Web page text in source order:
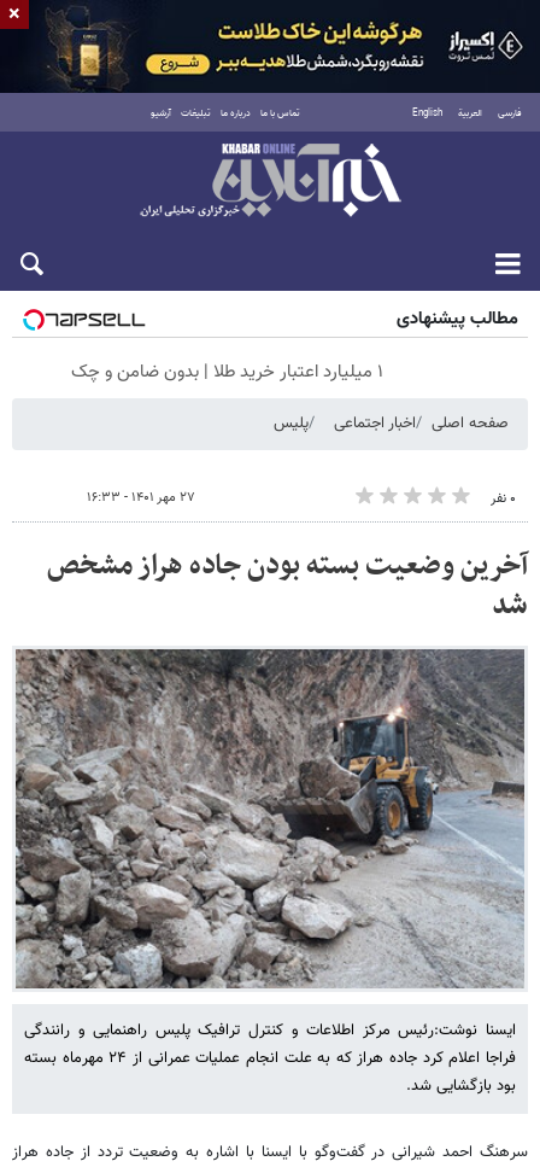
فارسی العربية English تماس با ما درباره ما تبلیغات آرشیو
شنبه ۱۷ مرداد ۱۴۰۵
مطالب پیشنهادی
۱ میلیارد اعتبار خرید طلا | بدون ضامن و چک
صفحه اصلی اخبار اجتماعی پلیس
۰ نفر ۲۷ مهر ۱۴۰۱ - ۱۶:۳۳
آخرین وضعیت بسته بودن جاده هراز مشخص
شد
ایسنا نوشت:رئیس مرکز اطلاعات و کنترل ترافیک پلیس راهنمایی و رانندگی
فراجا اعلام کرد جاده هراز که به علت انجام عملیات عمرانی از ۲۴ مهرماه بسته
بود بازگشایی شد.
سرهنگ احمد شیرانی در گفت‌وگو با ایسنا با اشاره به وضعیت تردد از جاده هراز
×